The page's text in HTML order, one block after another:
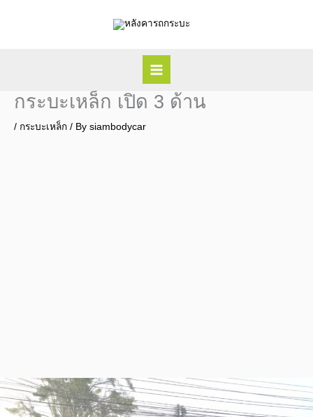
กระบะเหล็ก เปิด 3 ด้าน
/ กระบะเหล็ก / By siambodycar